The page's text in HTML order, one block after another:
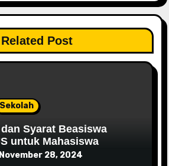
Related Post
Sekolah
Syarat Beasiswa
untuk Mahasiswa
November 28, 2024